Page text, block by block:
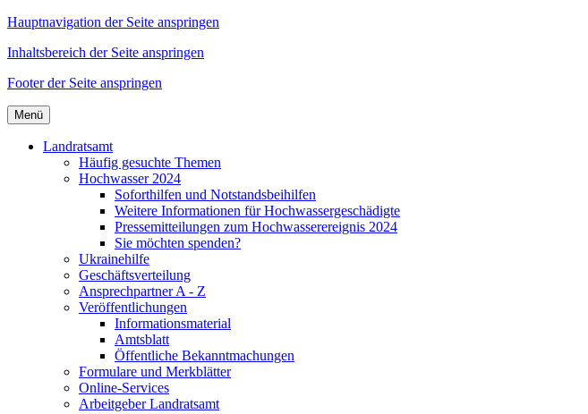
Hauptnavigation der Seite anspringen
Inhaltsbereich der Seite anspringen
Footer der Seite anspringen
Menü
Landratsamt
Häufig gesuchte Themen
Hochwasser 2024
Soforthilfen und Notstandsbeihilfen
Weitere Informationen für Hochwassergeschädigte
Pressemitteilungen zum Hochwasserereignis 2024
Sie möchten spenden?
Ukrainehilfe
Geschäftsverteilung
Ansprechpartner A - Z
Veröffentlichungen
Informationsmaterial
Amtsblatt
Öffentliche Bekanntmachungen
Formulare und Merkblätter
Online-Services
Arbeitgeber Landratsamt